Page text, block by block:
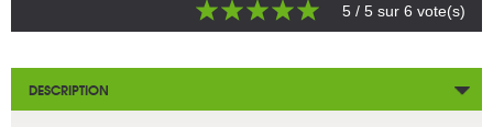
5 / 5 sur 6 vote(s)
DESCRIPTION